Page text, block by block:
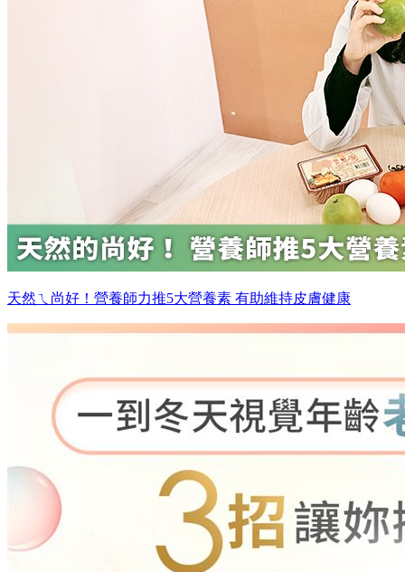
天然ㄟ尚好！營養師力推5大營養素 有助維持皮膚健康